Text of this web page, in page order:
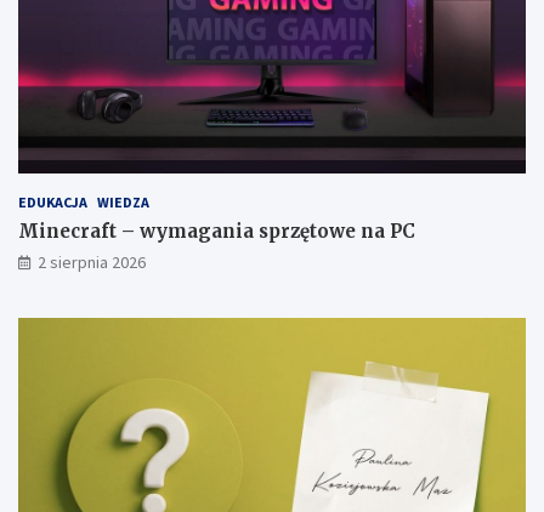
EDUKACJA WIEDZA
Minecraft – wymagania sprzętowe na PC
2 sierpnia 2026